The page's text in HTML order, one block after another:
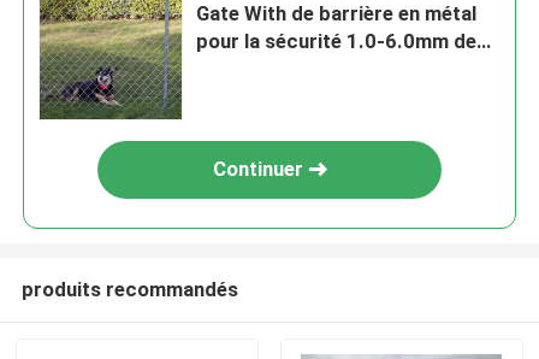
Gate With de barrière en métal
pour la sécurité 1.0-6.0mm de
Continuer
produits recommandés